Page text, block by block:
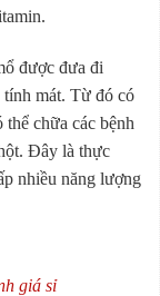
được đưa đi
mát. Từ đó có
chữa các bệnh
Đây là thực
nhiều năng lượng
giá sỉ